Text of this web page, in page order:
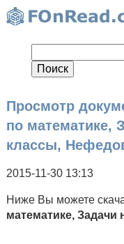
Просмотр
по математике,
классы,
2015-11-30 13:13
Ниже Вы можете
математике,